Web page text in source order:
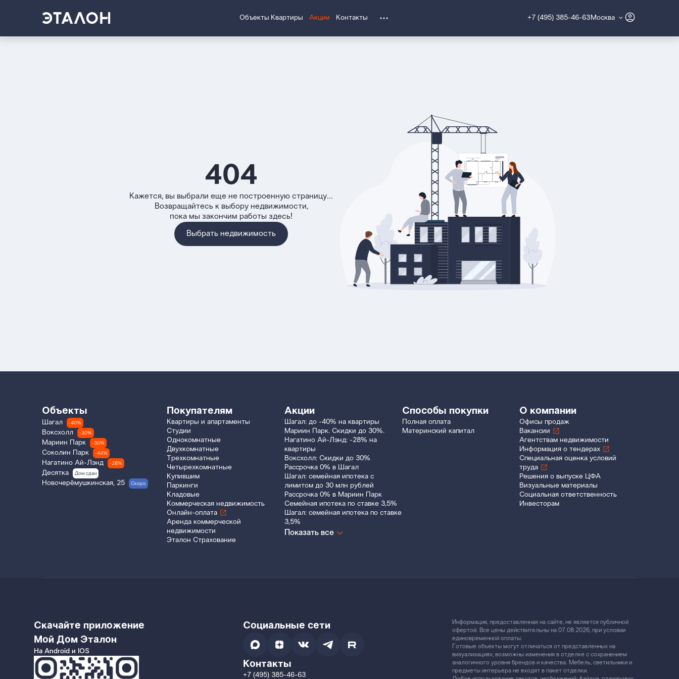
Объекты Квартиры Акции Контакты +7 (495) 385-46-63 Москва
404
Кажется, вы выбрали еще не построенную страницу...
Возвращайтесь к выбору недвижимости,
пока мы закончим работы здесь!
Выбрать недвижимость
Объекты
Шагал -40%
Воксхолл -30%
Мариин Парк -30%
Соколин Парк -44%
Нагатино Ай-Лэнд -28%
Десятка Дом сдан
Новочерёмушкинская, 25 Скоро
Покупателям
Квартиры и апартаменты
Студии
Однокомнатные
Двухкомнатные
Трехкомнатные
Четырехкомнатные
Купившим
Паркинги
Кладовые
Коммерческая недвижимость
Онлайн-оплата
Аренда коммерческой
недвижимости
Эталон Страхование
Акции
Шагал: до -40% на квартиры
Мариин Парк. Скидки до 30%.
Нагатино Ай-Лэнд: -28% на
квартиры
Воксхолл: Скидки до 30%
Рассрочка 0% в Шагал
Шагал: семейная ипотека с
лимитом до 30 млн рублей
Рассрочка 0% в Мариин Парк
Семейная ипотека по ставке 3,5%
Шагал: семейная ипотека по ставке
3,5%
Показать все
Способы покупки
Полная оплата
Материнский капитал
О компании
Офисы продаж
Вакансии
Агентствам недвижимости
Информация о тендерах
Специальная оценка условий
труда
Решения о выпуске ЦФА
Визуальные материалы
Социальная ответственность
Инвесторам
Скачайте приложение
Мой Дом Эталон
На Android и IOS
Социальные сети
Контакты
+7 (495) 385-46-63
Информация, предоставленная на сайте, не является публичной
офертой. Все цены действительны на 07.08.2026, при условии
единовременной оплаты.
Готовые объекты могут отличаться от представленных на
визуализациях, возможны изменения в отделке с сохранением
аналогичного уровня брендов и качества. Мебель, светильники и
предметы интерьера не входят в пакет отделки.